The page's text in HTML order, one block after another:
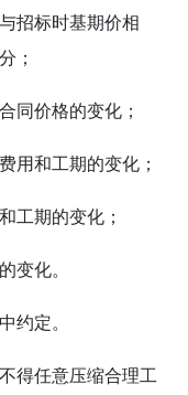
招标时基期价相
；
同价格的变化；
用和工期的变化；
工期的变化；
变化。
约定。
得任意压缩合理工